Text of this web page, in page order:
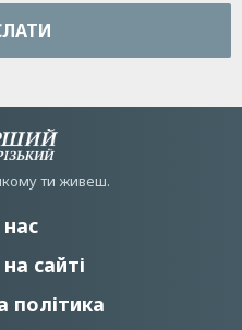
ти живеш.
сайті
політика